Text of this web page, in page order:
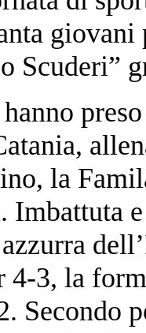
Scuderi”
la
Imbattuta
3, la
Secondo